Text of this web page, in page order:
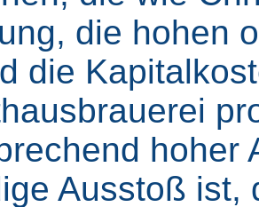
die hohen
die
hoher
Ausstoß ist,